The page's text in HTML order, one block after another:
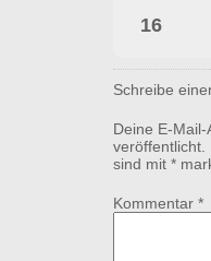
16
Schreibe
Deine E-
veröffentlicht.
sind mit *
Kommentar *